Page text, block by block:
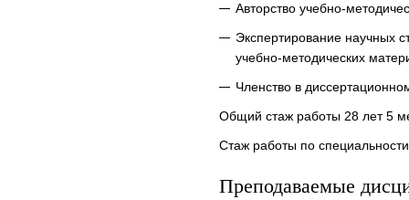
Авторство учебно-
Экспертирование научных
учебно-методических
Членство в
Общий стаж работы 28 лет 5
Стаж работы по
Преподаваемые